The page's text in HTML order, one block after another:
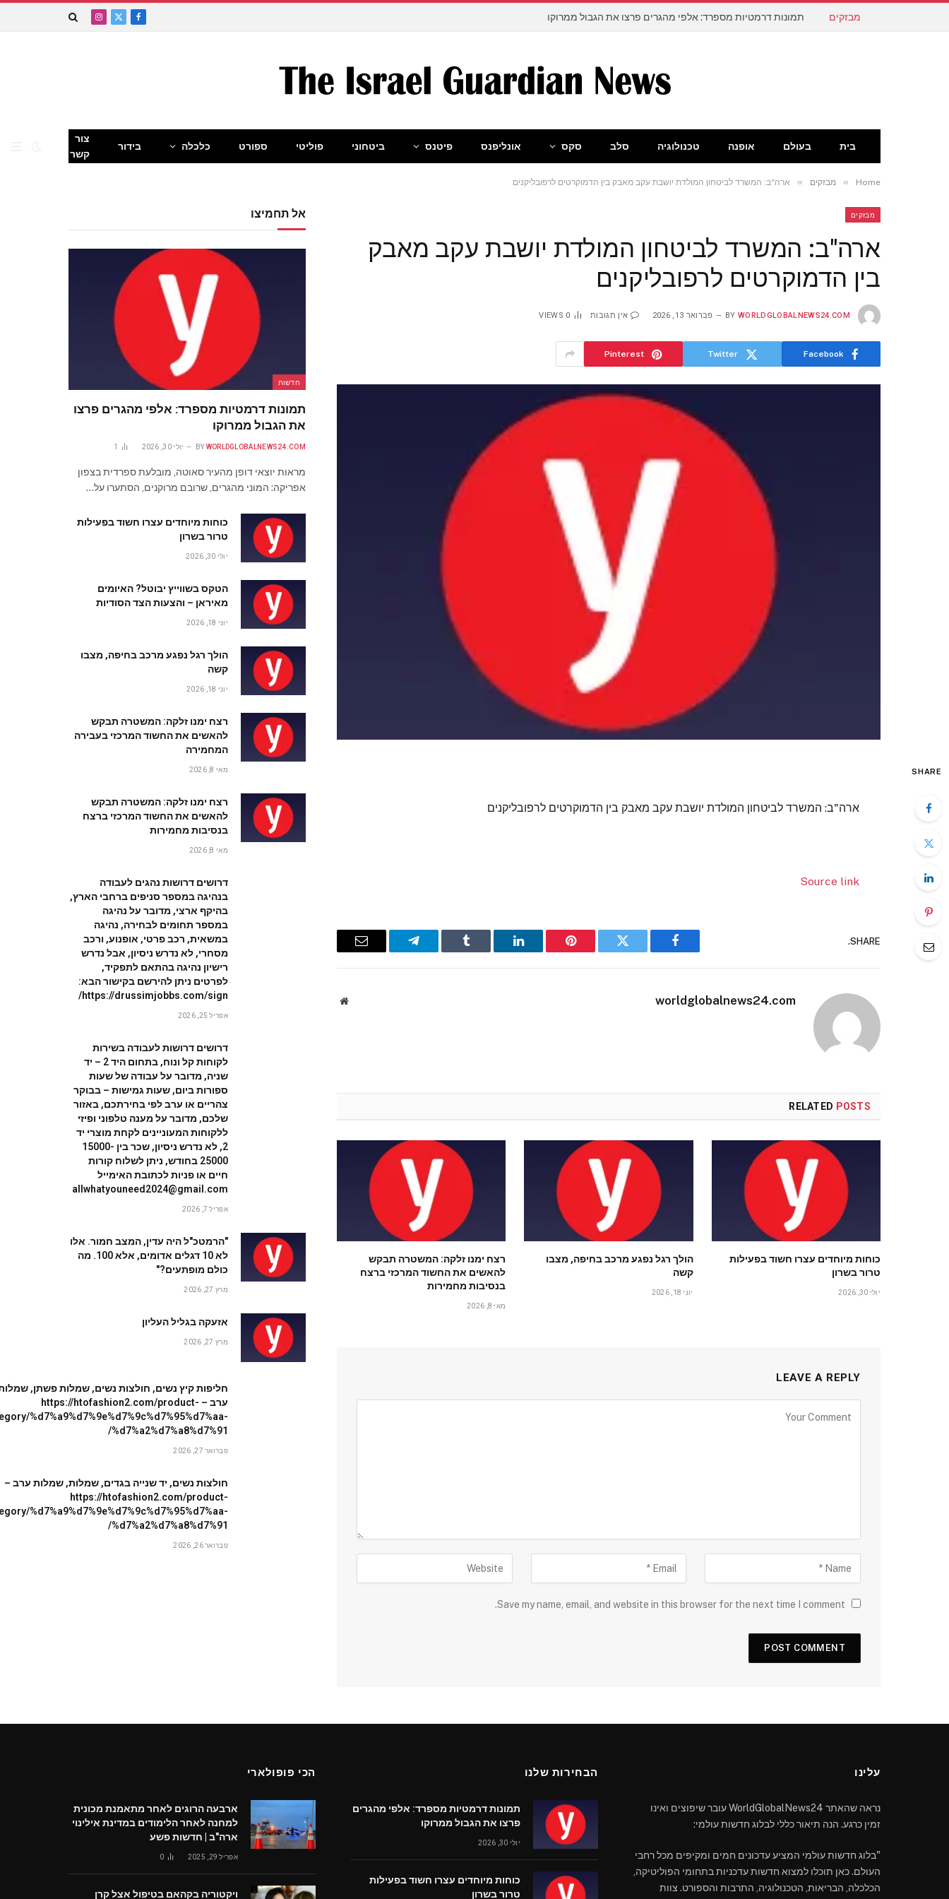
מבזקים תמונות דרמטיות מספרד: אלפי מהגרים פרצו את הגבול ממרוקו
Facebook
X
Instagram
בית בעולם אופנה טכנולוגיה סלב סקס אונליפנס פיטנס ביטחוני פוליטי ספורט כלכלה בידור
צור
קשר
Home
» מבזקים » ארה"ב: המשרד לביטחון המולדת יושבת עקב מאבק בין הדמוקרטים לרפובליקנים
מבזקים
ארה"ב: המשרד לביטחון המולדת יושבת עקב מאבק
בין הדמוקרטים לרפובליקנים
BY WORLDGLOBALNEWS24.COM פברואר 13, 2026 אין תגובות 0
VIEWS
Facebook
Twitter
Pinterest
SHARE
ארה"ב: המשרד לביטחון המולדת יושבת עקב מאבק בין הדמוקרטים לרפובליקנים
Source link
SHARE.
Facebook
Twitter
Pinterest
LinkedIn
Tumblr
Telegram
Email
worldglobalnews24.com
Website
RELATED POSTS
כוחות מיוחדים עצרו חשוד בפעילות
טרור בשרון
יולי 30, 2026
הולך רגל נפגע מרכב בחיפה, מצבו
קשה
יוני 18, 2026
רצח ימנו זלקה: המשטרה תבקש
להאשים את החשוד המרכזי ברצח
בנסיבות מחמירות
מאי 8, 2026
LEAVE A REPLY
Save my name, email, and website in this browser for the next time I comment.
אל תחמיצו
חדשות
תמונות דרמטיות מספרד: אלפי מהגרים פרצו
את הגבול ממרוקו
BY WORLDGLOBALNEWS24.COM יולי 30, 2026 1
מראות יוצאי דופן מהעיר סאוטה, מובלעת ספרדית בצפון
אפריקה: המוני מהגרים, שרובם מרוקנים, הסתערו על…
כוחות מיוחדים עצרו חשוד בפעילות
טרור בשרון
יולי 30, 2026
הטקס בשווייץ יבוטל? האיומים
מאיראן – והצעות הצד הסודיות
יוני 18, 2026
הולך רגל נפגע מרכב בחיפה, מצבו
קשה
יוני 18, 2026
רצח ימנו זלקה: המשטרה תבקש
להאשים את החשוד המרכזי בעבירה
המחמירה
מאי 8, 2026
רצח ימנו זלקה: המשטרה תבקש
להאשים את החשוד המרכזי ברצח
בנסיבות מחמירות
מאי 8, 2026
דרושים דרושות נהגים לעבודה
בנהיגה במספר סניפים ברחבי הארץ,
בהיקף ארצי, מדובר על נהיגה
במספר תחומים לבחירה, נהיגה
במשאית, רכב פרטי, אופנוע, ורכב
מסחרי, לא נדרש ניסיון, אבל נדרש
רישיון נהיגה בהתאם לתפקיד,
לפרטים ניתן להירשם בקישור הבא:
https://drussimjobbs.com/sign/
אפריל 25, 2026
דרושים דרושות לעבודה בשירות
לקוחות קל ונוח, בתחום היד 2 – יד
שניה, מדובר על עבודה של שעות
ספורות ביום, שעות גמישות – בבוקר
צהריים או ערב לפי בחירתכם, באזור
שלכם, מדובר על מענה טלפוני ופיזי
ללקוחות המעוניינים לקחת מוצרי יד
2, לא נדרש ניסיון, שכר בין 15000-
25000 בחודש, ניתן לשלוח קורות
חיים או פניות לכתובת האימייל
allwhatyouneed2024@gmail.com
אפריל 7, 2026
"הרמטכ"ל היה עדין, המצב חמור. אלו
לא 10 דגלים אדומים, אלא 100. מה
כולם מופתעים?"
מרץ 27, 2026
אזעקה בגליל העליון
מרץ 27, 2026
חליפות קיץ נשים, חולצות נשים, שמלות פשתן,
ערב – https://htofashion2.com/product-
%d7%a9%d7%9e%d7%9c%d7%95%d7%aa-
%d7%a2%d7%a8%d7%91/
פברואר 27, 2026
חולצות נשים, יד שנייה בגדים, שמלות, שמלות ערב –
https://htofashion2.com/product-
%d7%a9%d7%9e%d7%9c%d7%95%d7%aa-
%d7%a2%d7%a8%d7%91/
פברואר 26, 2026
עלינו
נראה שהאתר WorldGlobalNews24 עובר שיפוצים ואינו
זמין כרגע. הנה תיאור כללי לבלוג חדשות עולמי:
"בלוג חדשות עולמי המציע עדכונים חמים ומקיפים מכל רחבי
העולם. כאן תוכלו למצוא חדשות עדכניות בתחומי הפוליטיקה,
הכלכלה, הבריאות, הטכנולוגיה, התרבות והספורט. צוות
הבחירות שלנו
תמונות דרמטיות מספרד: אלפי מהגרים
פרצו את הגבול ממרוקו
יולי 30, 2026
כוחות מיוחדים עצרו חשוד בפעילות
טרור בשרון
הכי פופולארי
ארבעה הרוגים לאחר מתאמנת מכונית
למחנה לאחר הלימודים במדינת אילינוי
ארה"ב | חדשות פשע
אפריל 29, 2025 0
ויקטוריה בקהאם בטיפול אצל קרן